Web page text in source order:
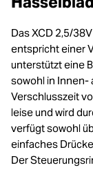
Das XCD 2,5/
entspricht einer
unterstützt eine
sowohl in Innen-
Verschlusszeit
leise und wird
verfügt sowohl
einfaches
Der